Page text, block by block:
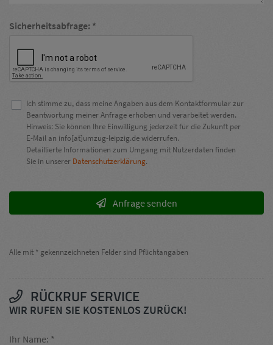
Sicherheitsabfrage:
Ich stimme zu, dass meine Angaben aus dem Kontaktformular zur
Beantwortung meiner Anfrage erhoben und verarbeitet werden.
Hinweis: Sie können Ihre Einwilligung jederzeit für die Zukunft per
E-Mail an info[at]umzug-leipzig.de widerrufen.
Detaillierte Informationen zum Umgang mit Nutzerdaten finden
Sie in unserer Datenschutzerklärung.
Anfrage senden
Alle mit * gekennzeichneten Felder sind Pflichtangaben
RÜCKRUF SERVICE
WIR RUFEN SIE KOSTENLOS ZURÜCK!
Ihr Name: